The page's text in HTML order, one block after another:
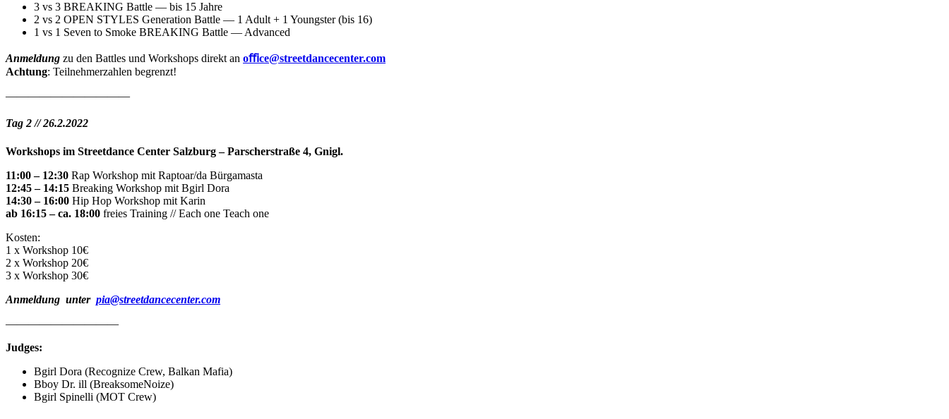
3 vs 3 BREAKING Battle — bis 15 Jahre
2 vs 2 OPEN STYLES Generation Battle — 1 Adult + 1 Youngster (bis 16)
1 vs 1 Seven to Smoke BREAKING Battle — Advanced
Anmeldung zu den Battles und Workshops direkt an oﬃce@streetdancecenter.com
Achtung: Teilnehmerzahlen begrenzt!
———————————
Tag 2 // 26.2.2022
Workshops im Streetdance Center Salzburg – Parscherstraße 4, Gnigl.
11:00 – 12:30 Rap Workshop mit Raptoar/da Bürgamasta
12:45 – 14:15 Breaking Workshop mit Bgirl Dora
14:30 – 16:00 Hip Hop Workshop mit Karin
ab 16:15 – ca. 18:00 freies Training // Each one Teach one
Kosten:
1 x Workshop 10€
2 x Workshop 20€
3 x Workshop 30€
Anmeldung unter pia@streetdancecenter.com
——————————
Judges:
Bgirl Dora (Recognize Crew, Balkan Mafia)
Bboy Dr. ill (BreaksomeNoize)
Bgirl Spinelli (MOT Crew)